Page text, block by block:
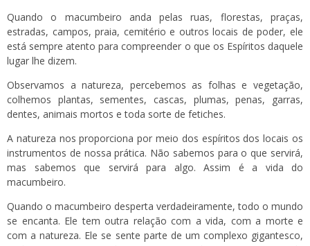
Quando o macumbeiro anda pelas ruas, florestas, praças,
estradas, campos, praia, cemitério e outros locais de poder, ele
está sempre atento para compreender o que os Espíritos daquele
lugar lhe dizem.
Observamos a natureza, percebemos as folhas e vegetação,
colhemos plantas, sementes, cascas, plumas, penas, garras,
dentes, animais mortos e toda sorte de fetiches.
A natureza nos proporciona por meio dos espíritos dos locais os
instrumentos de nossa prática. Não sabemos para o que servirá,
mas sabemos que servirá para algo. Assim é a vida do
macumbeiro.
Quando o macumbeiro desperta verdadeiramente, todo o mundo
se encanta. Ele tem outra relação com a vida, com a morte e
com a natureza. Ele se sente parte de um complexo gigantesco,